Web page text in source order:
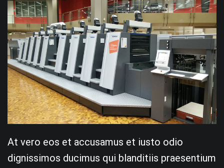
At vero eos et accusamus et iusto odio
dignissimos ducimus qui blanditiis praesentium